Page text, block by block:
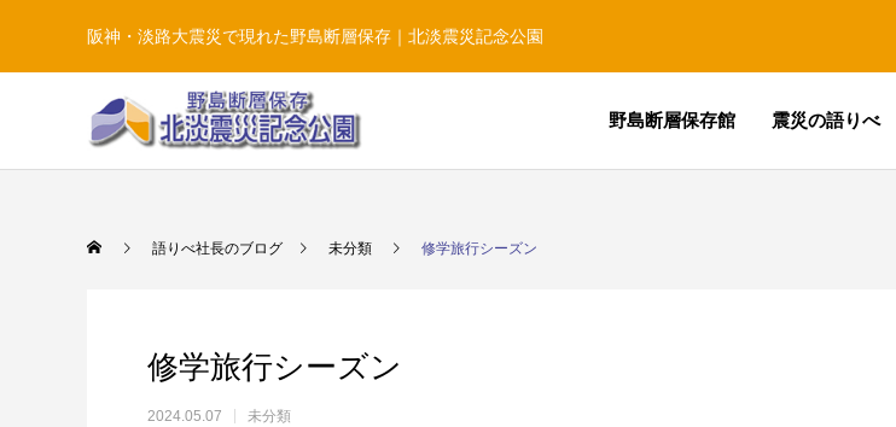
阪神・淡路大震災で現れた野島断層保存｜北淡震災記念公園
野島断層保存館 震災の語りべ
語りべ社長のブログ 未分類 修学旅行シーズン
修学旅行シーズン
2024.05.07 未分類